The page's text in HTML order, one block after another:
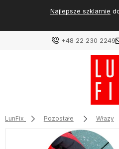
Najlepsze szklarnie
+48 22 230 2249
LunFix Pozostałe Włazy